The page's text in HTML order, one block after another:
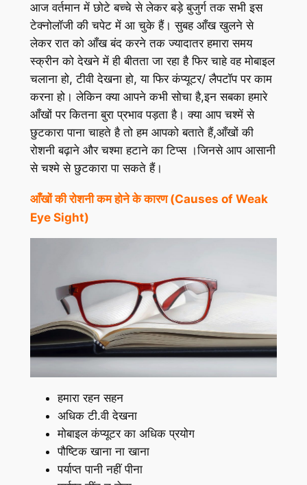
आज वर्तमान में छोटे बच्चे से लेकर बड़े बुजुर्ग तक सभी इस
टेक्नोलॉजी की चपेट में आ चुके हैं। सुबह आँख खुलने से
लेकर रात को आँख बंद करने तक ज्यादातर हमारा समय
स्क्रीन को देखने में ही बीतता जा रहा है फिर चाहे वह मोबाइल
चलाना हो, टीवी देखना हो, या फिर कंप्यूटर/ लैपटॉप पर काम
करना हो। लेकिन क्या आपने कभी सोचा है,इन सबका हमारे
आँखों पर कितना बुरा प्रभाव पड़ता है। क्या आप चश्में से
छुटकारा पाना चाहते है तो हम आपको बताते हैं,आँखों की
रोशनी बढ़ाने और चश्मा हटाने का टिप्‍स ।जिनसे आप आसानी
से चश्मे से छुटकारा पा सकते हैं।
आँखों की रोशनी कम होने के कारण (Causes of Weak
Eye Sight)
हमारा रहन सहन
अधिक टी.वी देखना
मोबाइल कंप्यूटर का अधिक प्रयोग
पौष्टिक खाना ना खाना
पर्याप्त पानी नहीं पीना